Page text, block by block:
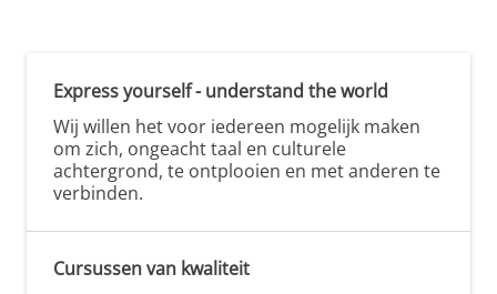
Express yourself - understand the world
Wij willen het voor iedereen mogelijk maken
om zich, ongeacht taal en culturele
achtergrond, te ontplooien en met anderen te
verbinden.
Cursussen van kwaliteit